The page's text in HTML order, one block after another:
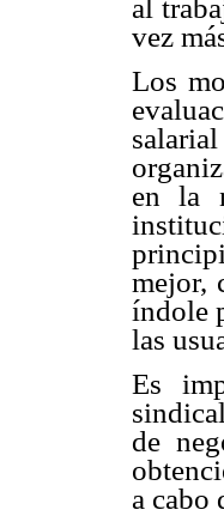
al
vez
Los
en la
mejor,
índole
las
Es
de
a cabo